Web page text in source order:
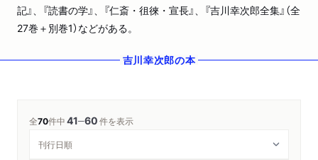
記』、『読書の学』、『仁斎・徂徠・宣長』、『吉川幸次郎全集』（全
27巻＋別巻1）などがある。
吉川幸次郎の本
全70件中41─60件を表示